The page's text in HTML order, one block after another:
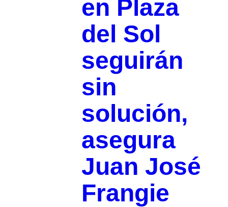
en Plaza
del Sol
seguirán
sin
solución,
asegura
Juan José
Frangie